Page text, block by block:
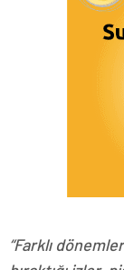
“Farklı